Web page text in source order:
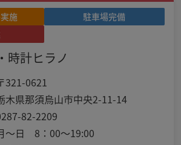
施
駐車場完備
時計ヒラノ
321-0621
木県那須烏山市中央2-11-14
82-2209
～日 8：00～19:00